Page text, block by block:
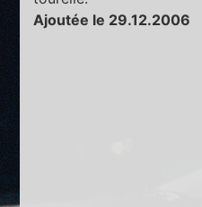
Ajoutée le 29.12.2006